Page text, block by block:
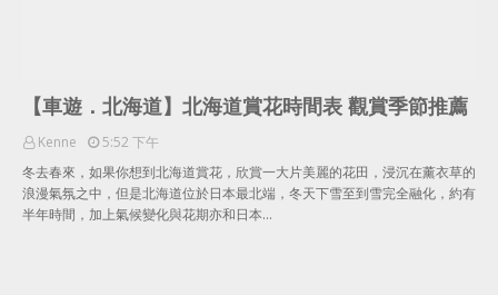
【車遊．北海道】北海道賞花時間表 觀賞季節推薦
Kenne
5:52 下午
冬去春來，如果你想到北海道賞花，欣賞一大片美麗的花田，浸沉在薰衣草的
浪漫氣氛之中，但是北海道位於日本最北端，冬天下雪至到雪完全融化，約有
半年時間，加上氣候變化與花期亦和日本…